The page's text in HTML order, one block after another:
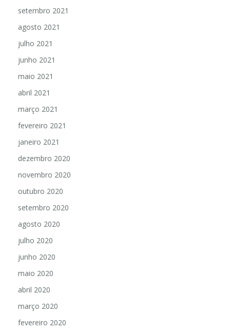
setembro 2021
agosto 2021
julho 2021
junho 2021
maio 2021
abril 2021
março 2021
fevereiro 2021
janeiro 2021
dezembro 2020
novembro 2020
outubro 2020
setembro 2020
agosto 2020
julho 2020
junho 2020
maio 2020
abril 2020
março 2020
fevereiro 2020